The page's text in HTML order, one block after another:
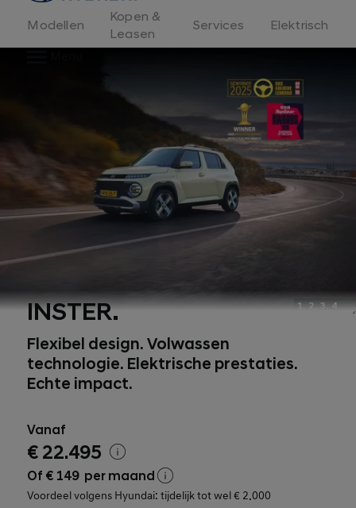
Modellen
Kopen &
Leasen
Services
Elektrisch
1, 2, 3, 4
INSTER.
Flexibel design. Volwassen
technologie. Elektrische prestaties.
Echte impact.
Vanaf
€ 22.495
Of € 149 per maand
Voordeel volgens Hyundai: tijdelijk tot wel€ 2.000